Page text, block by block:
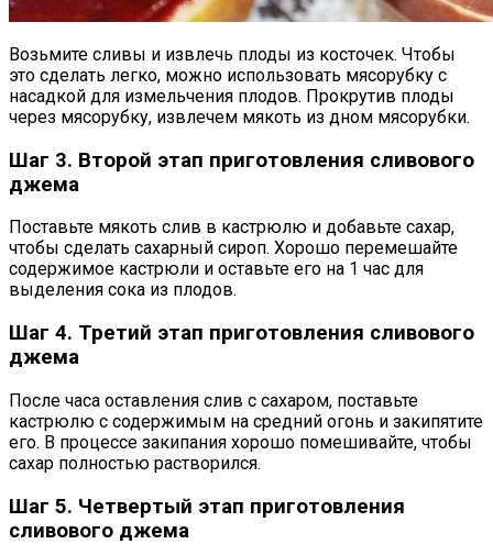
Возьмите сливы и извлечь плоды из косточек. Чтобы
это сделать легко, можно использовать мясорубку с
насадкой для измельчения плодов. Прокрутив плоды
через мясорубку, извлечем мякоть из дном мясорубки.
Шаг 3. Второй этап приготовления сливового
джема
Поставьте мякоть слив в кастрюлю и добавьте сахар,
чтобы сделать сахарный сироп. Хорошо перемешайте
содержимое кастрюли и оставьте его на 1 час для
выделения сока из плодов.
Шаг 4. Третий этап приготовления сливового
джема
После часа оставления слив с сахаром, поставьте
кастрюлю с содержимым на средний огонь и закипятите
его. В процессе закипания хорошо помешивайте, чтобы
сахар полностью растворился.
Шаг 5. Четвертый этап приготовления
сливового джема